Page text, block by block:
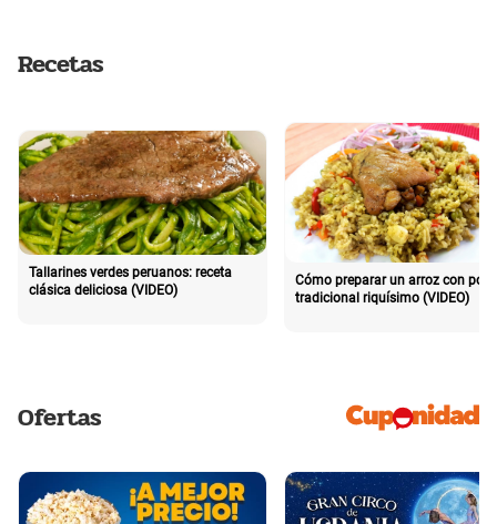
Recetas
Tallarines verdes peruanos: receta
clásica deliciosa (VIDEO)
Cómo preparar un arroz con pollo
tradicional riquísimo (VIDEO)
Ofertas